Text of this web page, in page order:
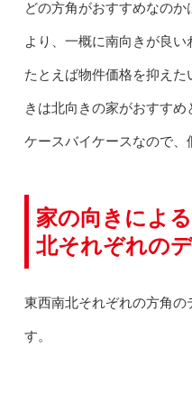
どの方角がおすすめなの
より、一概に南向きが良い
たとえば物件価格を抑えた
きは北向きの家がおすす
ケースバイケースなので、
家の向きによ
北それぞれの
東西南北それぞれの方角
す。